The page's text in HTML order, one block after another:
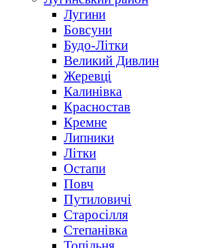
Лугини
Бовсуни
Будо-Літки
Великий Дивлин
Жеревці
Калинівка
Красностав
Кремне
Липники
Літки
Остапи
Повч
Путиловичі
Старосілля
Степанівка